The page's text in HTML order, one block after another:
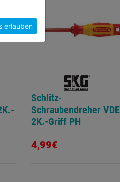
Schlitz-
Schraubendreher VDE
2K.-Griff PH
4,99€
erlauben